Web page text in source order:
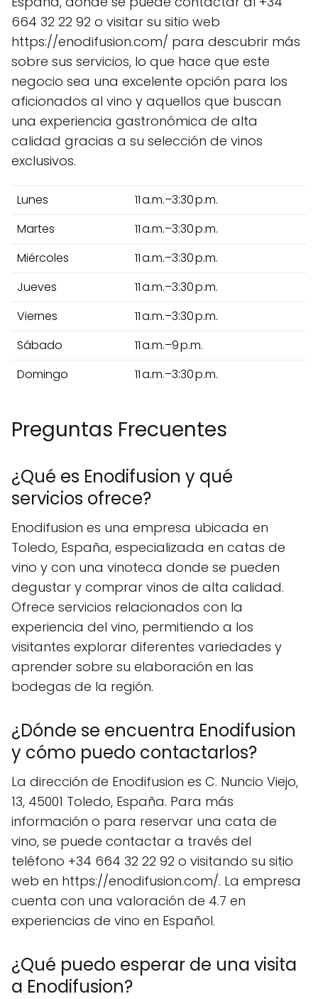
664 32 22 92 o visitar su sitio web
https://enodifusion.com/ para descubrir más
sobre sus servicios, lo que hace que este
negocio sea una excelente opción para los
aficionados al vino y aquellos que buscan
una experiencia gastronómica de alta
calidad gracias a su selección de vinos
exclusivos.
Lunes
11 a.m.–3:30 p.m.
Martes
11 a.m.–3:30 p.m.
Miércoles
11 a.m.–3:30 p.m.
Jueves
11 a.m.–3:30 p.m.
Viernes
11 a.m.–3:30 p.m.
Sábado
11 a.m.–9 p.m.
Domingo
11 a.m.–3:30 p.m.
Preguntas Frecuentes
¿Qué es Enodifusion y qué
servicios ofrece?
Enodifusion es una empresa ubicada en
Toledo, España, especializada en catas de
vino y con una vinoteca donde se pueden
degustar y comprar vinos de alta calidad.
Ofrece servicios relacionados con la
experiencia del vino, permitiendo a los
visitantes explorar diferentes variedades y
aprender sobre su elaboración en las
bodegas de la región.
¿Dónde se encuentra Enodifusion
y cómo puedo contactarlos?
La dirección de Enodifusion es C. Nuncio Viejo,
13, 45001 Toledo, España. Para más
información o para reservar una cata de
vino, se puede contactar a través del
teléfono +34 664 32 22 92 o visitando su sitio
web en https://enodifusion.com/. La empresa
cuenta con una valoración de 4.7 en
experiencias de vino en Español.
¿Qué puedo esperar de una visita
a Enodifusion?